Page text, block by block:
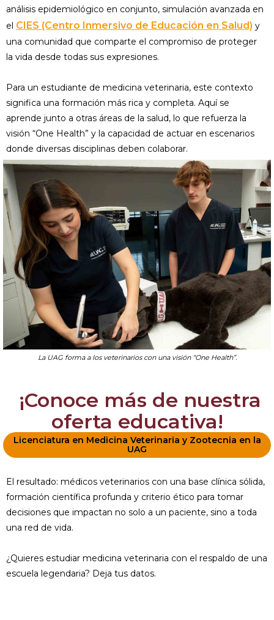
análisis epidemiológico en conjunto, simulación avanzada en
el CIES (Centro Inmersivo de Educación en Salud) y
una comunidad que comparte el compromiso de proteger
la vida desde todas sus expresiones.
Para un estudiante de medicina veterinaria, este contexto
significa una formación más rica y completa. Aquí se
aprende junto a otras áreas de la salud, lo que refuerza la
visión “One Health” y la capacidad de actuar en escenarios
donde diversas disciplinas deben colaborar.
La UAG forma a los veterinarios con una visión “One Health”.
¡Conoce más de nuestra
oferta educativa!
Licenciatura en Medicina Veterinaria y Zootecnia en la
UAG
El resultado: médicos veterinarios con una base clínica sólida,
formación científica profunda y criterio ético para tomar
decisiones que impactan no solo a un paciente, sino a toda
una red de vida.
¿Quieres estudiar medicina veterinaria con el respaldo de una
escuela legendaria? Deja tus datos.